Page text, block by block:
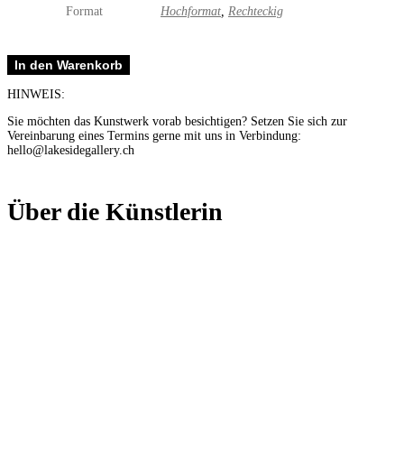
Format Hochformat Rechteckig
Sun
on
a
day
Menge
In den Warenkorb
HINWEIS:
Sie möchten das Kunstwerk vorab besichtigen? Setzen Sie sich zur
Vereinbarung eines Termins gerne mit uns in Verbindung:
hello@lakesidegallery.ch
Über die Künstlerin